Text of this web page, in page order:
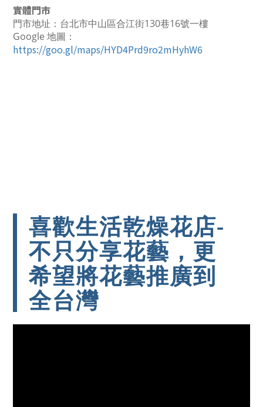
實體門市
門市地址：台北市中山區合江街130巷16號一樓
Google 地圖：
https://goo.gl/maps/HYD4Prd9ro2mHyhW6
喜歡生活乾燥花店-
不只分享花藝，更
希望將花藝推廣到
全台灣